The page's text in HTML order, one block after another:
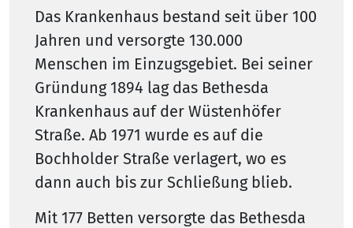
Das Krankenhaus bestand seit über 100
Jahren und versorgte 130.000
Menschen im Einzugsgebiet. Bei seiner
Gründung 1894 lag das Bethesda
Krankenhaus auf der Wüstenhöfer
Straße. Ab 1971 wurde es auf die
Bochholder Straße verlagert, wo es
dann auch bis zur Schließung blieb.
Mit 177 Betten versorgte das Bethesda